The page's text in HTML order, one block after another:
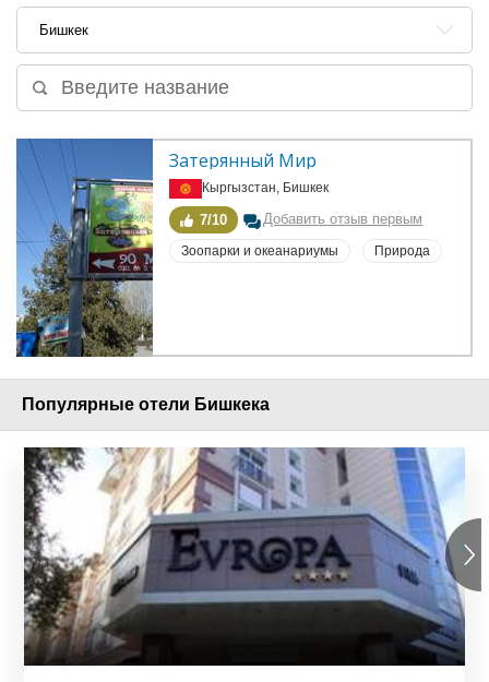
Бишкек
Затерянный Мир
Кыргызстан, Бишкек
7/10 Добавить отзыв первым
Зоопарки и океанариумы Природа
Популярные отели Бишкека